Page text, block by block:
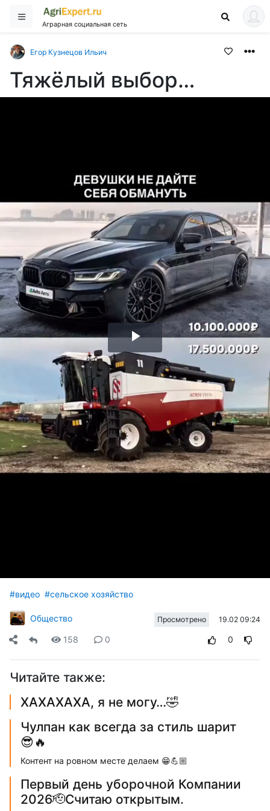
Аграрная социальная сеть
Егор Кузнецов Ильич
Тяжёлый выбор…
Воспроизвести
видео
#видео #сельское хозяйство
Общество Просмотрено 19.02 09:24
158 0 0
Читайте также:
ХАХАХАХА, я не могу…🤣
Чулпан как всегда за стиль шарит
😎🔥
Контент на ровном месте делаем 😁💪🏼
Первый день уборочной Компании
2026🫡Считаю открытым.